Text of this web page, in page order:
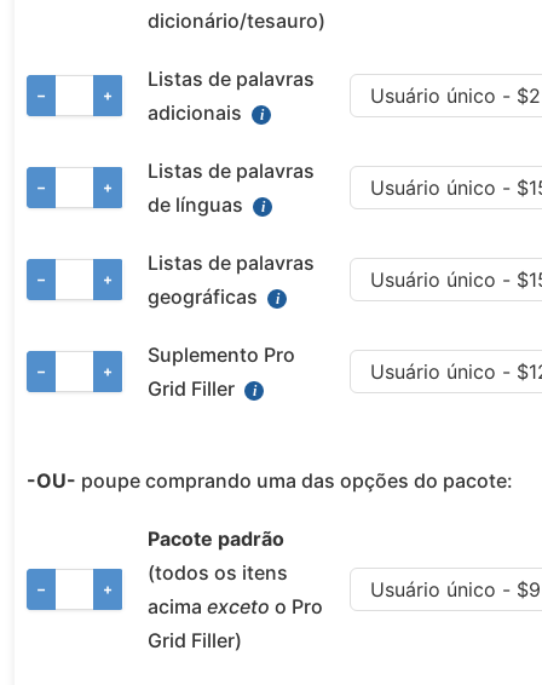
dicionário/tesauro)
− +
Listas de palavras
adicionais
− +
Listas de palavras
de línguas
− +
Listas de palavras
geográficas
− +
Suplemento Pro
Grid Filler
-OU- poupe comprando uma das opções do pacote:
− +
Pacote padrão
(todos os itens
acima exceto o Pro
Grid Filler)